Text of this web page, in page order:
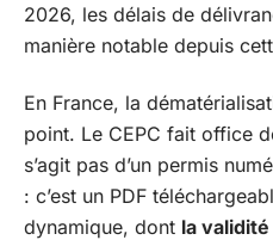
2026, les délais de
manière notable depuis
En France, la
point. Le CEPC fait office
s’agit pas d’un permis
: c’est un PDF
dynamique, dont la